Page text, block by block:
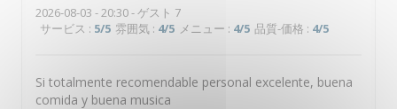
2026-08-03 - 20:30 - ゲスト 7
サービス : 5/5 雰囲気 : 4/5 メニュー : 4/5 品質-価格 : 4/5
Si totalmente recomendable personal excelente, buena
comida y buena musica